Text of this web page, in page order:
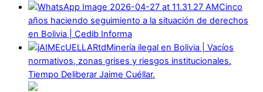
Cinco
años haciendo seguimiento a la situación de derechos
en Bolivia | Cedib Informa
Minería ilegal en Bolivia | Vacíos
normativos, zonas grises y riesgos institucionales.
Tiempo Deliberar Jaime Cuéllar.